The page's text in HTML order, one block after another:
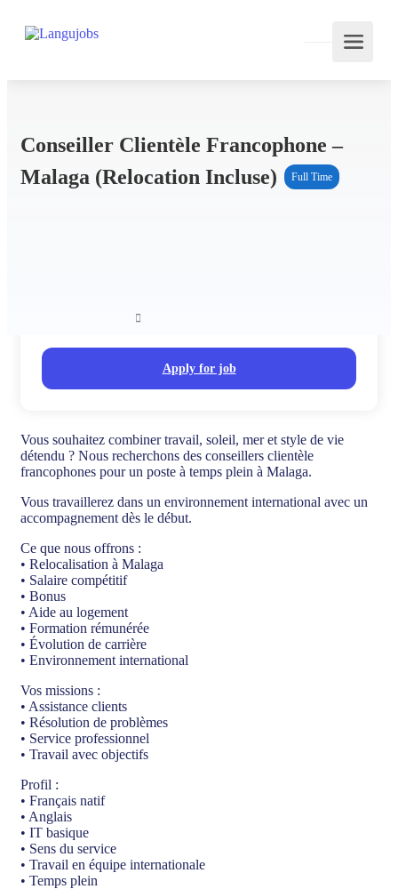
Conseiller Clientèle Francophone –
Malaga (relocation Incluse)
Full Time
Apply for job
Vous souhaitez combiner travail, soleil, mer et style de vie
détendu ? Nous recherchons des conseillers clientèle
francophones pour un poste à temps plein à Malaga.
Vous travaillerez dans un environnement international avec un
accompagnement dès le début.
Ce que nous offrons :
• Relocalisation à Malaga
• Salaire compétitif
• Bonus
• Aide au logement
• Formation rémunérée
• Évolution de carrière
• Environnement international
Vos missions :
• Assistance clients
• Résolution de problèmes
• Service professionnel
• Travail avec objectifs
Profil :
• Français natif
• Anglais
• IT basique
• Sens du service
• Travail en équipe internationale
• Temps plein